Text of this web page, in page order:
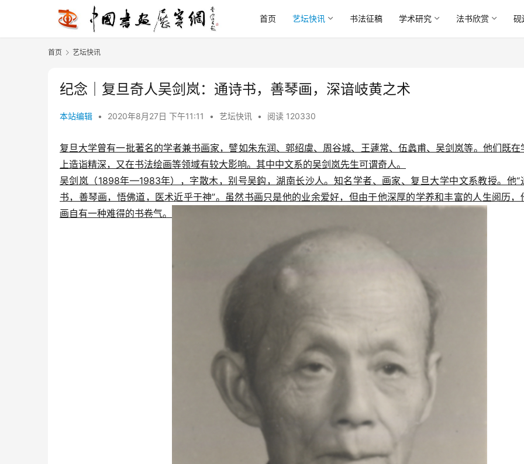
首页 艺坛快讯 书法征稿 学术研究 法书欣赏 砚
首页 艺坛快讯
纪念｜复旦奇人吴剑岚：通诗书，善琴画，深谙岐黄之术
本站编辑 • 2020年8月27日 下午11:11 • 艺坛快讯 • 阅读 120330
复旦大学曾有一批著名的学者兼书画家，譬如朱东润、郭绍虞、周谷城、王蘧常、伍蠡甫、吴剑岚等。他们既在
上造诣精深，又在书法绘画等领域有较大影响。其中中文系的吴剑岚先生可谓奇人。
吴剑岚（1898年—1983年），字散木，别号吴鈎，湖南长沙人。知名学者、画家、复旦大学中文系教授。他“
书，善琴画，悟佛道，医术近乎于神”。虽然书画只是他的业余爱好，但由于他深厚的学养和丰富的人生阅历，
画自有一种难得的书卷气。